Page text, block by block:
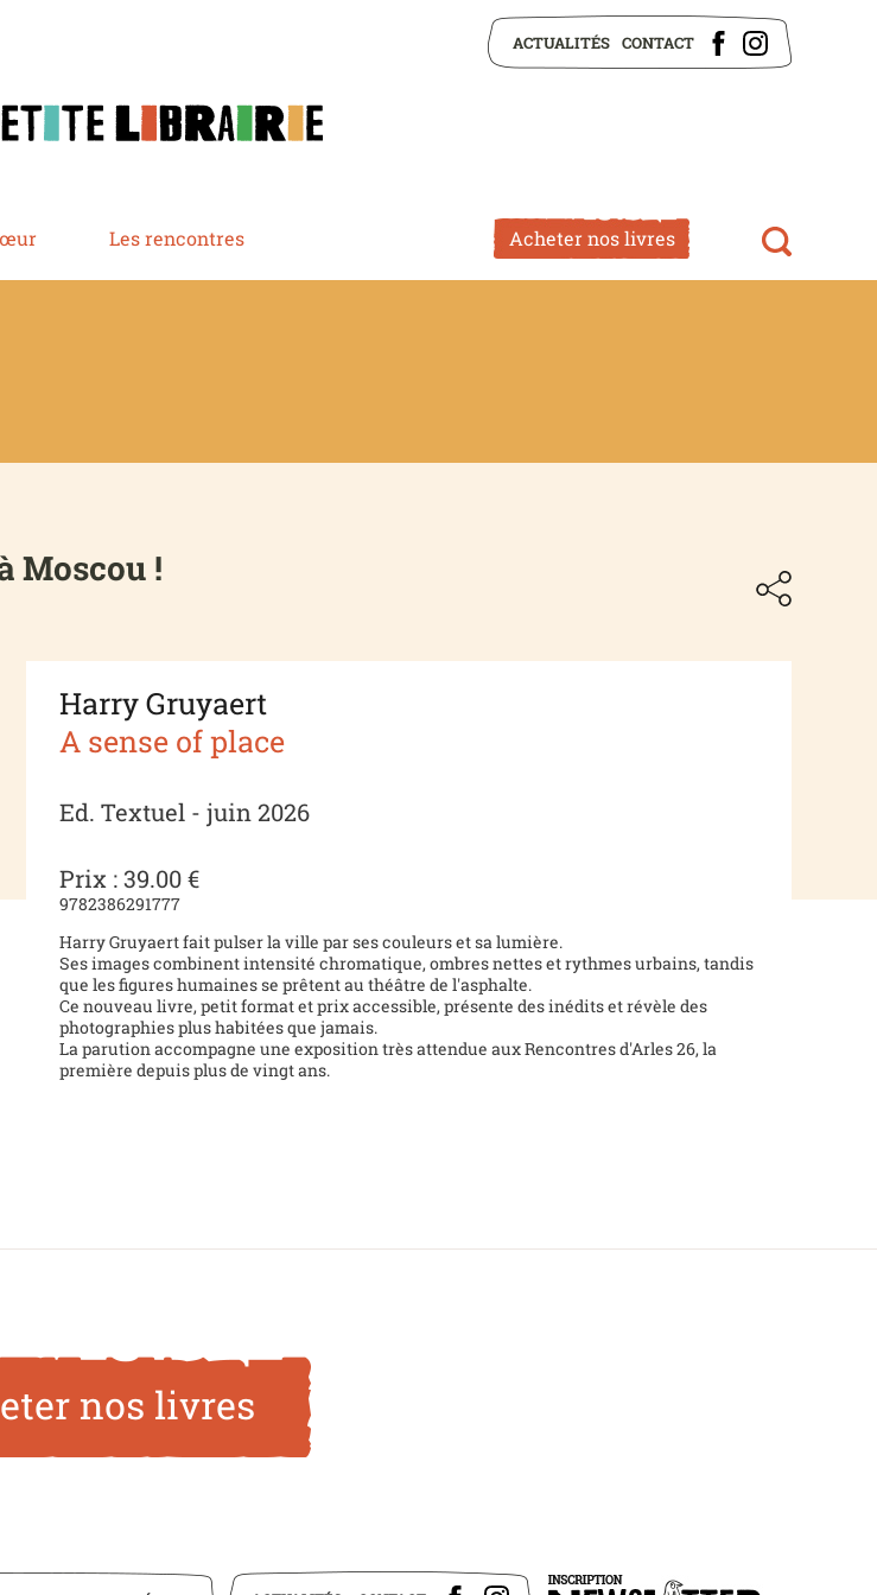
ACTUALITÉS CONTACT
Les rencontres Acheter nos livres
Moscou !
Harry Gruyaert
A sense of place
Ed. Textuel - juin 2026
Prix : 39.00 €
9782386291777
Harry Gruyaert fait pulser la ville par ses couleurs et sa lumière.
Ses images combinent intensité chromatique, ombres nettes et rythmes urbains, tandis
que les figures humaines se prêtent au théâtre de l'asphalte.
Ce nouveau livre, petit format et prix accessible, présente des inédits et révèle des
photographies plus habitées que jamais.
La parution accompagne une exposition très attendue aux Rencontres d'Arles 26, la
première depuis plus de vingt ans.
nos livres